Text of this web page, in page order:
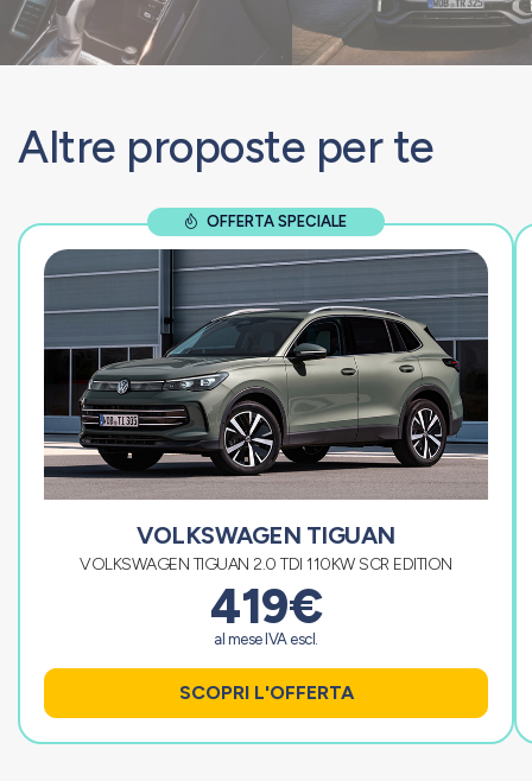
Altre proposte per te
OFFERTA SPECIALE
VOLKSWAGEN TIGUAN
VOLKSWAGEN TIGUAN 2.0 TDI 110KW SCR EDITION
419€
al mese IVA escl.
SCOPRI L'OFFERTA